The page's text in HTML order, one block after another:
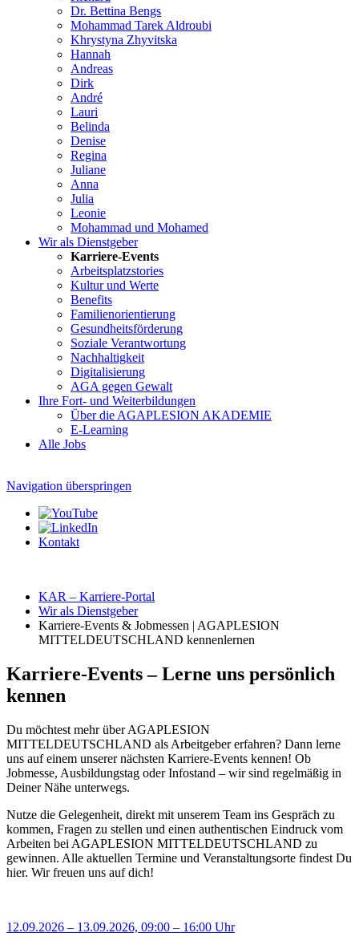
Dr. Bettina Bengs
Mohammad Tarek Aldroubi
Khrystyna Zhyvitska
Hannah
Andreas
Dirk
André
Lauri
Belinda
Denise
Regina
Juliane
Anna
Julia
Leonie
Mohammad und Mohamed
Wir als Dienstgeber
Karriere-Events
Arbeitsplatzstories
Kultur und Werte
Benefits
Familien­orientierung
Gesundheits­förderung
Soziale Verantwortung
Nachhaltigkeit
Digitalisierung
AGA gegen Gewalt
Ihre Fort- und Weiterbildungen
Über die AGAPLESION AKADEMIE
E-Learning
Alle Jobs
Navigation überspringen
Kontakt
KAR – Karriere-Portal
Wir als Dienstgeber
Karriere-Events & Jobmessen | AGAPLESION
MITTELDEUTSCHLAND kennenlernen
Karriere-Events – Lerne uns persönlich
kennen
Du möchtest mehr über AGAPLESION
MITTELDEUTSCHLAND als Arbeitgeber erfahren? Dann lerne
uns auf einem unserer nächsten Karriere-Events kennen! Ob
Jobmesse, Ausbildungstag oder Infostand – wir sind regelmäßig in
Deiner Nähe unterwegs.
Nutze die Gelegenheit, direkt mit unserem Team ins Gespräch zu
kommen, Fragen zu stellen und einen authentischen Eindruck vom
Arbeiten bei AGAPLESION MITTELDEUTSCHLAND zu
gewinnen. Alle aktuellen Termine und Veranstaltungsorte findest Du
hier. Wir freuen uns auf dich!
12.09.2026 – 13.09.2026, 09:00 – 16:00 Uhr